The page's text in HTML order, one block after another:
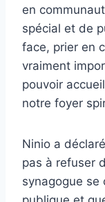
en
spécial et de
face, prier en
vraiment
pouvoir
notre foyer
Ninio a déclaré
pas à refuser
synagogue se